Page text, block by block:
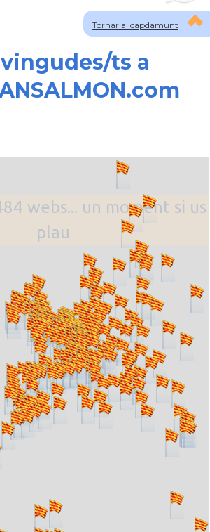
Tornar al capdamunt
ts a
webs... un moment si us
plau